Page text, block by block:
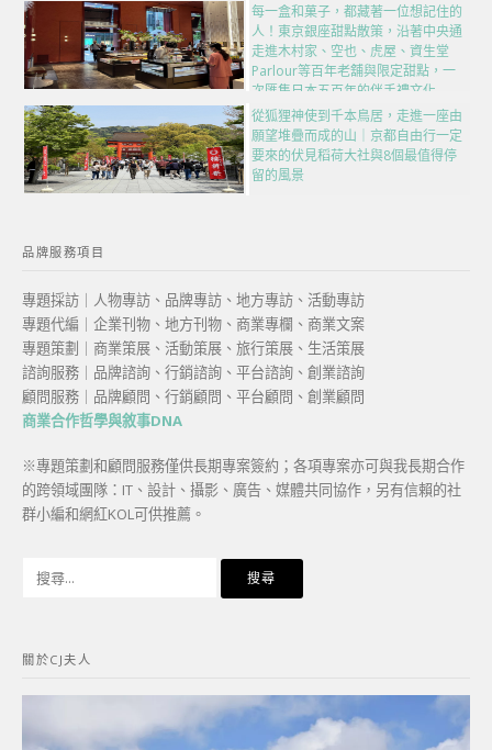
每一盒和菓子，都藏著一位想記住的
人！東京銀座甜點散策，沿著中央通
走進木村家、空也、虎屋、資生堂
Parlour等百年老舖與限定甜點，一
次匯集日本五百年的伴手禮文化
從狐狸神使到千本鳥居，走進一座由
願望堆疊而成的山｜京都自由行一定
要來的伏見稻荷大社與8個最值得停
留的風景
品牌服務項目
專題採訪｜人物專訪、品牌專訪、地方專訪、活動專訪
專題代編｜企業刊物、地方刊物、商業專欄、商業文案
專題策劃｜商業策展、活動策展、旅行策展、生活策展
諮詢服務｜品牌諮詢、行銷諮詢、平台諮詢、創業諮詢
顧問服務｜品牌顧問、行銷顧問、平台顧問、創業顧問
商業合作哲學與敘事DNA
※專題策劃和顧問服務僅供長期專案簽約；各項專案亦可與我長期合作
的跨領域團隊：IT、設計、攝影、廣告、媒體共同協作，另有信賴的社
群小編和網紅KOL可供推薦。
字:
關於CJ夫人